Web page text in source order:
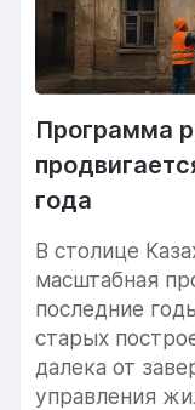
Программа
года
В столице
масштабная
последние
старых
далека от
управления